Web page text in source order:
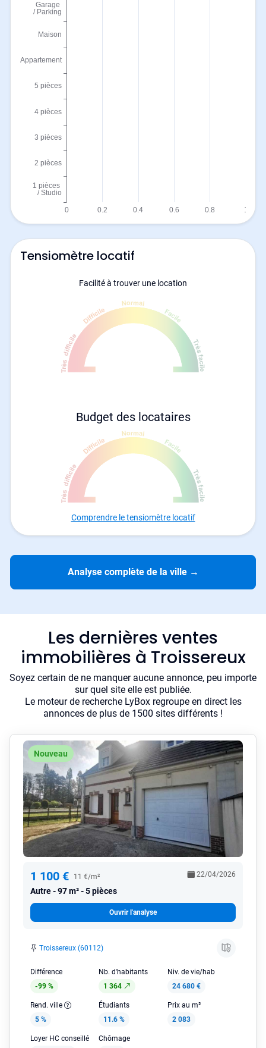
Tensiomètre locatif
Facilité à trouver une location
Budget des locataires
Comprendre le tensiomètre locatif
Analyse complète de la ville →
Les dernières ventes
immobilières à Troissereux
Soyez certain de ne manquer aucune annonce, peu importe
sur quel site elle est publiée.
Le moteur de recherche LyBox regroupe en direct les
annonces de plus de 1500 sites différents !
Nouveau
1 100 € 11 €/m²
Autre 97 m² - 5 pièces
22/04/2026
Ouvrir l'analyse
Troissereux (60112)
Différence
-99 %
Nb. d'habitants
1 364
Niv. de vie/hab
24 680 €
Rend. ville
5 %
Étudiants
11.6 %
Prix au m²
2 083
Loyer HC conseillé
Chômage